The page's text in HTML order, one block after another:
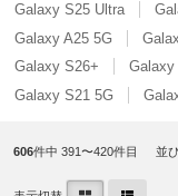
Galaxy S25 Ultra
Galaxy A25 5G
Galaxy S26+
Galaxy
Galaxy S21 5G
606件中 391〜420件目 並